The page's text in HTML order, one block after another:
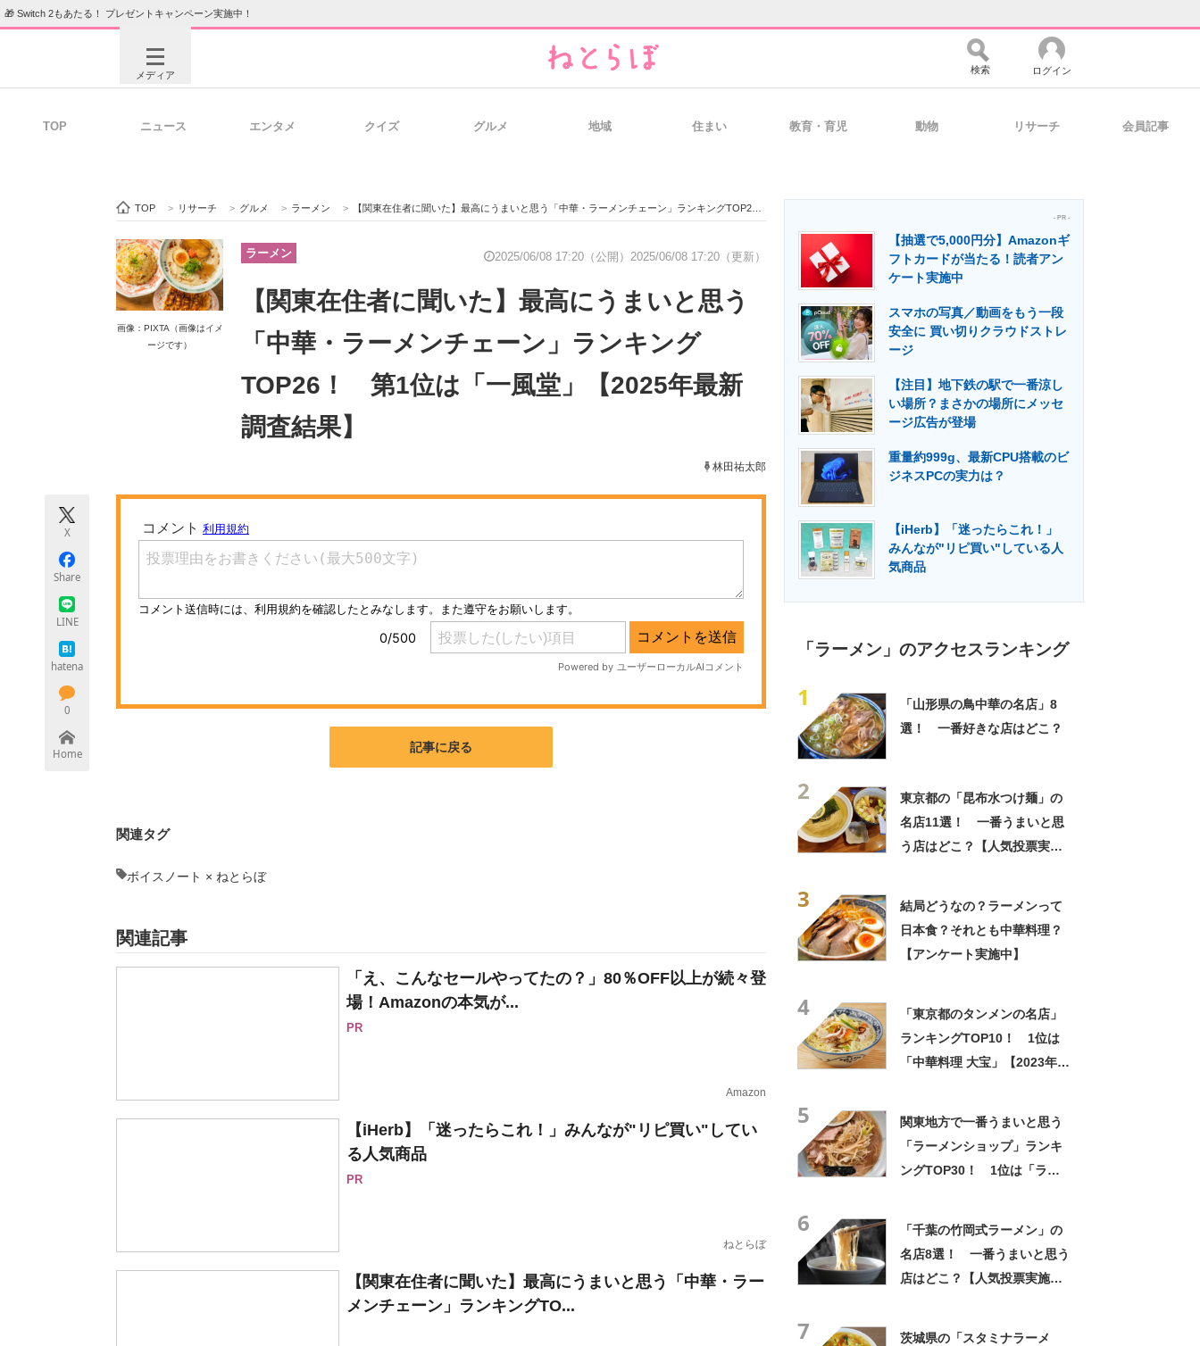
🎁 Switch 2もあたる！ プレゼントキャンペーン実施中！
メディア
ビジネスと働き方のヒント 経営リーダーのコミュニティ マーケ×ITの今がよく分かる
ITエンジニア向け専門サイト 製造業のIT導入・活用を支援
モノづくり技術者専門サイト エレクトロニクス専門サイト エネルギーの専門メディア 建設×テクノロジーの最前線
ちょっと気になるネットの話題
検索 ログイン
TOP ニュース エンタメ クイズ グルメ 地域 住まい 教育・育児 動物 リサーチ 会員記事
TOP > リサーチ > グルメ > ラーメン > 【関東在住者に聞いた】最高にうまいと思う「中華・ラーメンチェーン」ランキングTOP26！ 第1位は「一風堂」【2025年最新調査結果】
画像：PIXTA（画像はイメ
ージです）
ラーメン 2025/06/08 17:20（公開） 2025/06/08 17:20（更新）
【関東在住者に聞いた】最高にうまいと思う
「中華・ラーメンチェーン」ランキング
TOP26！ 第1位は「一風堂」【2025年最新
調査結果】
林田祐太郎
X
Share
LINE
hatena
0
Home 記事に戻る
関連タグ
ボイスノート × ねとらぼ
関連記事
「え、こんなセールやってたの？」80％OFF以上が続々登
場！Amazonの本気が...
PR
Amazon
【iHerb】「迷ったらこれ！」みんなが"リピ買い"してい
る人気商品
PR
ねとらぼ
【関東在住者に聞いた】最高にうまいと思う「中華・ラー
メンチェーン」ランキングTO...
- PR -
【抽選で5,000円分】Amazonギ
フトカードが当たる！読者アン
ケート実施中
スマホの写真／動画をもう一段
安全に 買い切りクラウドストレ
ージ
【注目】地下鉄の駅で一番涼し
い場所？まさかの場所にメッセ
ージ広告が登場
重量約999g、最新CPU搭載のビ
ジネスPCの実力は？
【iHerb】「迷ったらこれ！」
みんなが"リピ買い"している人
気商品
「ラーメン」のアクセスランキング
1
「山形県の鳥中華の名店」8
選！ 一番好きな店はどこ？
2
東京都の「昆布水つけ麺」の
名店11選！ 一番うまいと思
う店はどこ？【人気投票実施
3
結局どうなの？ラーメンって
日本食？それとも中華料理？
【アンケート実施中】
4
「東京都のタンメンの名店」
ランキングTOP10！ 1位は
「中華料理 大宝」【2023年9
5
関東地方で一番うまいと思う
「ラーメンショップ」ランキ
ングTOP30！ 1位は「ラー
6
「千葉の竹岡式ラーメン」の
名店8選！ 一番うまいと思う
店はどこ？【人気投票実施
7
茨城県の「スタミナラーメ